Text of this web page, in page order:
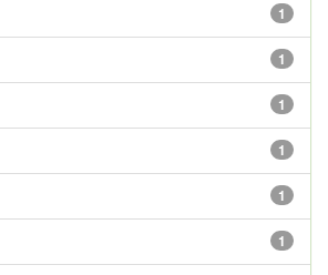
1
1
1
1
1
1